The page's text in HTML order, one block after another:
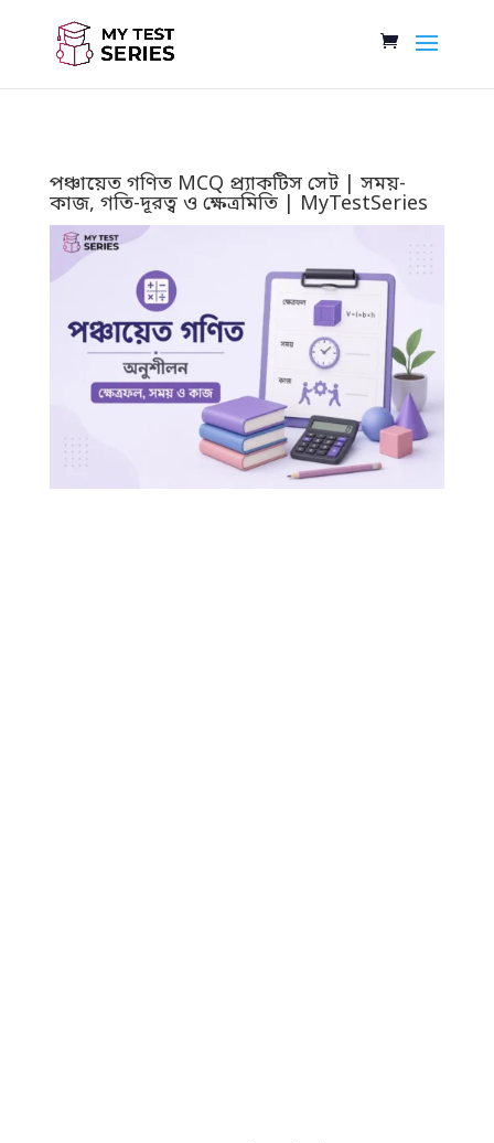
পঞ্চায়েত গণিত MCQ প্র্যাকটিস সেট | সময়-
কাজ, গতি-দূরত্ব ও ক্ষেত্রমিতি | MyTestSeries